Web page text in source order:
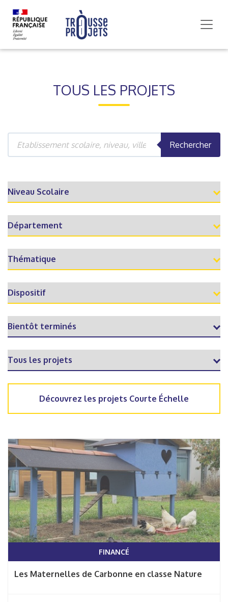
TOUS LES PROJETS
Rechercher
Découvrez les projets Courte Échelle
FINANCÉ
Les Maternelles de Carbonne en classe Nature